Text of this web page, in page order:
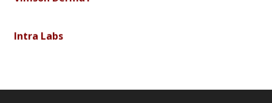
Intra Labs